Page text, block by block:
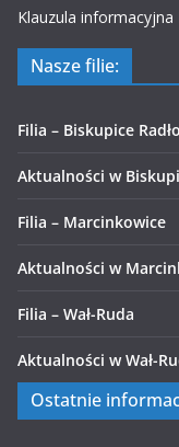
Klauzula informacyjna
Nasze filie:
Filia – Biskupice
Aktualności w
Filia – Marcinkowice
Aktualności w
Filia – Wał-Ruda
Aktualności w Wał-
Ostatnie